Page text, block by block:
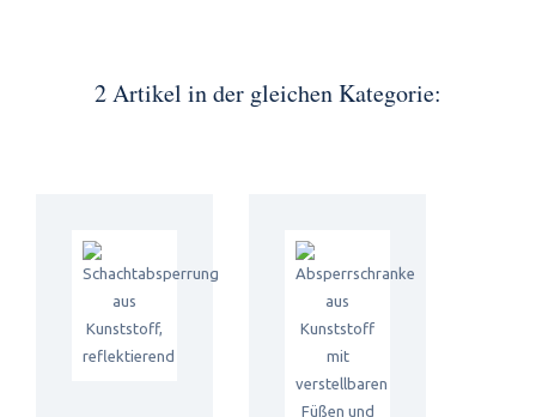
2 Artikel in der gleichen Kategorie: